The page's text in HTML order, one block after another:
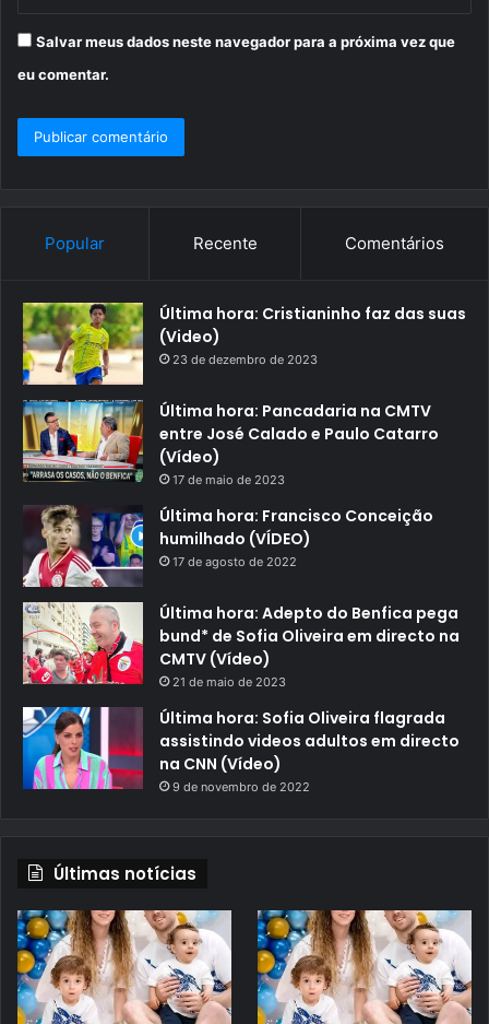
Salvar meus dados neste navegador para a próxima vez que
eu comentar.
Popular Recente Comentários
Última hora: Cristianinho faz das suas
(Video)
23 de dezembro de 2023
Última hora: Pancadaria na CMTV
entre José Calado e Paulo Catarro
(Vídeo)
17 de maio de 2023
Última hora: Francisco Conceição
humilhado (VÍDEO)
17 de agosto de 2022
Última hora: Adepto do Benfica pega
bund* de Sofia Oliveira em directo na
CMTV (Vídeo)
21 de maio de 2023
Última hora: Sofia Oliveira flagrada
assistindo videos adultos em directo
na CNN (Vídeo)
9 de novembro de 2022
Últimas notícias